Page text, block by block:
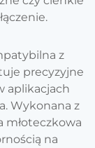
z
precyzyjne
aplikacjach
Wykonana z
młoteczkowa
na